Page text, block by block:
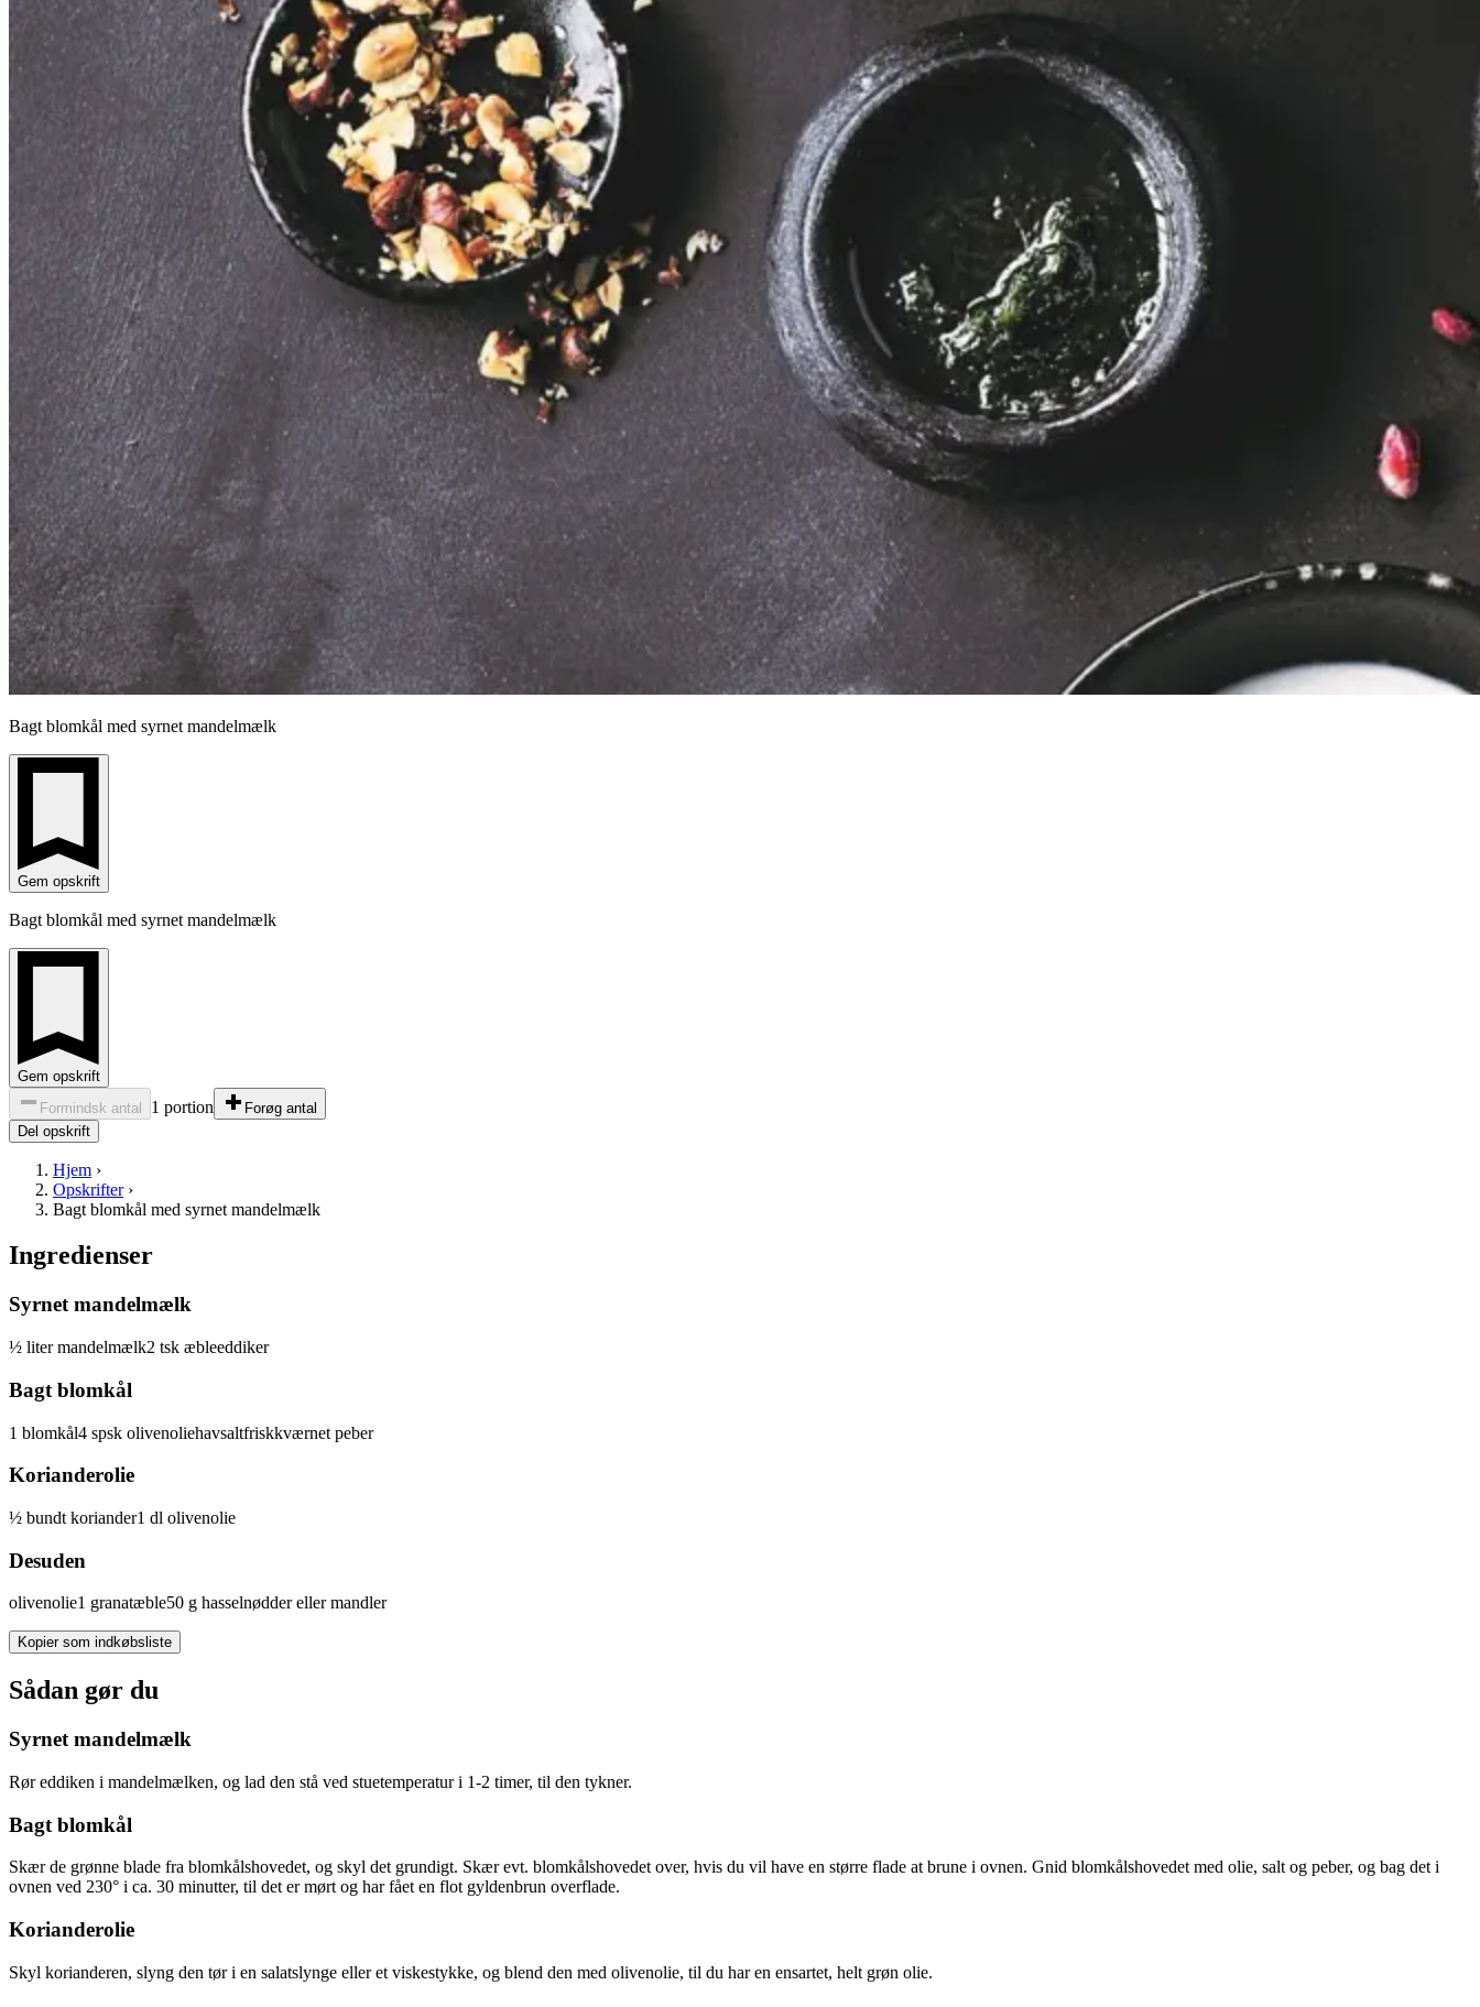
Bagt blomkål med syrnet mandelmælk
Gem opskrift
Bagt blomkål med syrnet mandelmælk
Gem opskrift
Formindsk antal
1 portion
Forøg antal
Del opskrift
Hjem ›
Opskrifter›
Bagt blomkål med syrnet mandelmælk
Ingredienser
Syrnet mandelmælk
½ liter mandelmælk2 tsk æbleeddiker
Bagt blomkål
1 blomkål4 spsk olivenoliehavsaltfriskkværnet peber
Korianderolie
½ bundt koriander1 dl olivenolie
Desuden
olivenolie1 granatæble50 g hasselnødder eller mandler
Kopier som indkøbsliste
Sådan gør du
Syrnet mandelmælk
Rør eddiken i mandelmælken, og lad den stå ved stuetemperatur i 1-2 timer, til den tykner.
Bagt blomkål
Skær de grønne blade fra blomkålshovedet, og skyl det grundigt. Skær evt. blomkålshovedet over, hvis du vil have en større flade at brune i ovnen. Gnid blomkålshovedet med olie, salt og peber, og bag det i
ovnen ved 230° i ca. 30 minutter, til det er mørt og har fået en flot gyldenbrun overflade.
Korianderolie
Skyl korianderen, slyng den tør i en salatslynge eller et viskestykke, og blend den med olivenolie, til du har en ensartet, helt grøn olie.